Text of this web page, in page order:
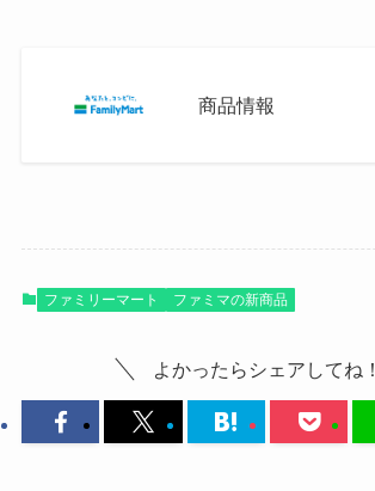
商品情報
ファミリーマート ファミマの新商品
よかったらシェアしてね！